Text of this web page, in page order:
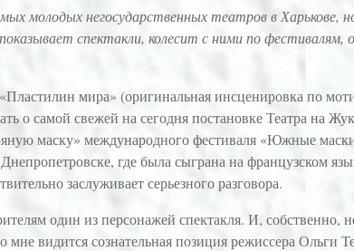
молодых негосударственных театров в Харькове,
спектакли, колесит с ними по
мира» (оригинальная инсценировка по
о самой свежей на сегодня постановке Театра на
маску» международного фестиваля «Южные
где была сыграна на французском
заслуживает серьезного разговора.
один из персонажей спектакля. И,
видится сознательная позиция режиссера Ольги